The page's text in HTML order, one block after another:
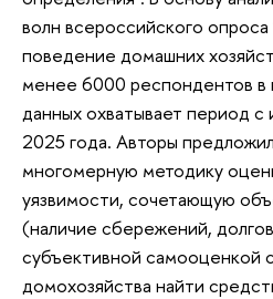
волн всероссийского
поведение домашних
менее 6000 респондентов в
данных охватывает период
2025 года. Авторы
многомерную методику
уязвимости, сочетающую
(наличие сбережений,
субъективной самооценкой
домохозяйства найти